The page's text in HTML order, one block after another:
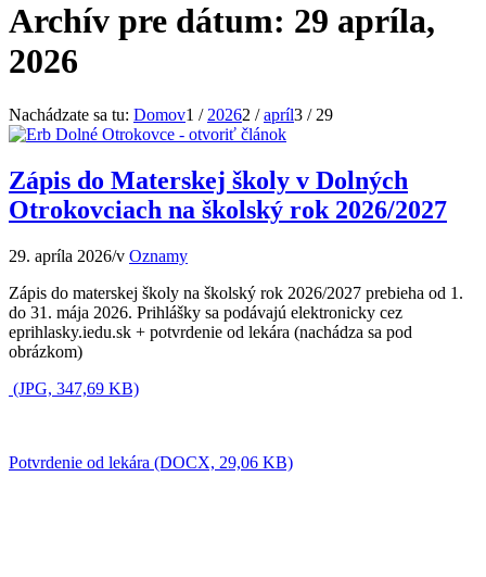
Archív pre dátum: 29 apríla,
2026
Nachádzate sa tu: Domov1 / 20262 / apríl3 / 29
Zápis do Materskej školy v Dolných
Otrokovciach na školský rok 2026/2027
29. apríla 2026/v Oznamy
Zápis do materskej školy na školský rok 2026/2027 prebieha od 1.
do 31. mája 2026. Prihlášky sa podávajú elektronicky cez
eprihlasky.iedu.sk + potvrdenie od lekára (nachádza sa pod
obrázkom)
(JPG, 347,69 KB)
Potvrdenie od lekára (DOCX, 29,06 KB)